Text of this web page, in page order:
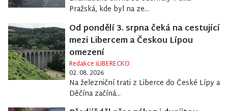
Pražská, kde byl na ze...
Od pondělí 3. srpna čeká na cestující
mezi Libercem a Českou Lípou
omezení
Redakce iLIBERECKO
02. 08. 2026
Na železniční trati z Liberce do České Lípy a
Děčína začíná...